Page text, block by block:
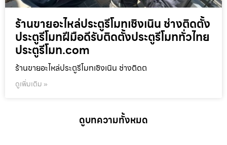
ร้านขายอะไหล่ประตูรีโมทเชิงเนิน ช่างติดตั้ง
ประตูรีโมทฝีมือดีรับติดตั้งประตูรีโมททั่วไทย
ประตูรีโมท.com
ร้านขายอะไหล่ประตูรีโมทเชิงเนิน ช่างติดต
ดูเพิ่มเติม »
ดูบทความทั้งหมด